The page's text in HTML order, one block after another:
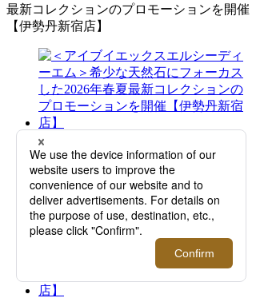
最新コレクションのプロモーションを開催
【伊勢丹新宿店】